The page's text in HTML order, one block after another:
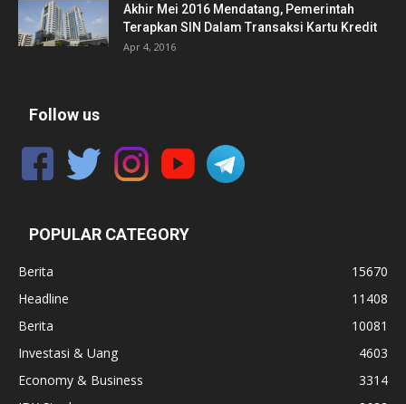
Akhir Mei 2016 Mendatang, Pemerintah
Terapkan SIN Dalam Transaksi Kartu Kredit
Apr 4, 2016
Follow us
POPULAR CATEGORY
Berita
15670
Headline
11408
Berita
10081
Investasi & Uang
4603
Economy & Business
3314